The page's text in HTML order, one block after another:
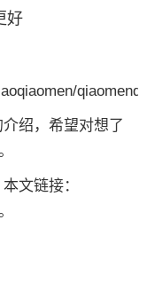
好
绍，希望对想了
本文链接：